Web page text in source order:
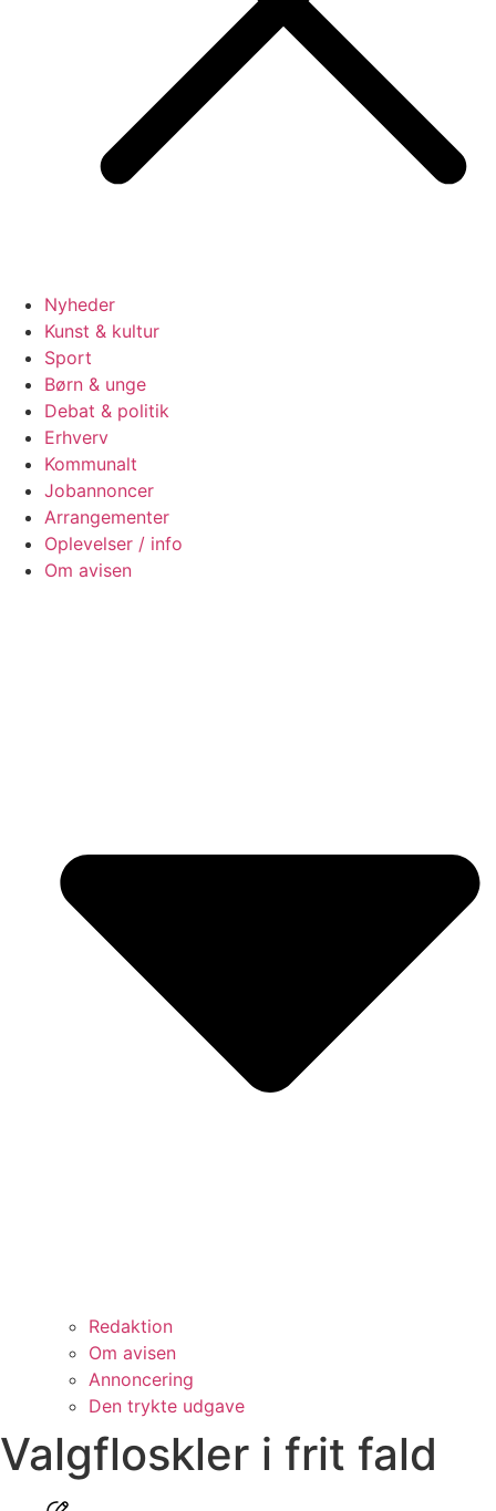
Nyheder
Kunst & kultur
Sport
Børn & unge
Debat & politik
Erhverv
Kommunalt
Jobannoncer
Arrangementer
Oplevelser / info
Om avisen
Redaktion
Om avisen
Annoncering
Den trykte udgave
Valgfloskler i frit fald